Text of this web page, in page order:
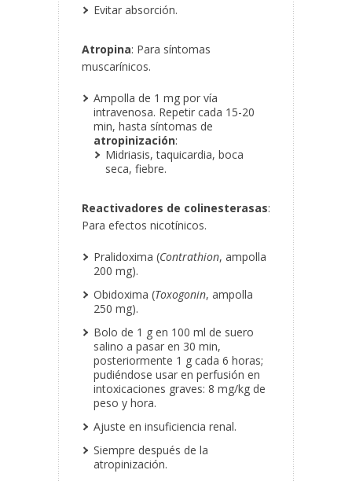
Evitar absorción.
Atropina: Para síntomas
muscarínicos.
Ampolla de 1 mg por vía
intravenosa. Repetir cada 15-20
min, hasta síntomas de
atropinización:
Midriasis, taquicardia, boca
seca, fiebre.
Reactivadores de colinesterasas:
Para efectos nicotínicos.
Pralidoxima (Contrathion, ampolla
200 mg).
Obidoxima (Toxogonin, ampolla
250 mg).
Bolo de 1 g en 100 ml de suero
salino a pasar en 30 min,
posteriormente 1 g cada 6 horas;
pudiéndose usar en perfusión en
intoxicaciones graves: 8 mg/kg de
peso y hora.
Ajuste en insuficiencia renal.
Siempre después de la
atropinización.